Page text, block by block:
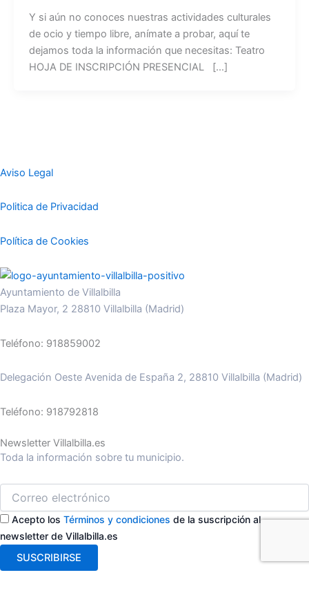
Y si aún no conoces nuestras actividades culturales
de ocio y tiempo libre, anímate a probar, aquí te
dejamos toda la información que necesitas: Teatro
HOJA DE INSCRIPCIÓN PRESENCIAL […]
Aviso Legal
Politica de Privacidad
Política de Cookies
Ayuntamiento de Villalbilla
Plaza Mayor, 2 28810 Villalbilla (Madrid)
Teléfono: 918859002
Delegación Oeste Avenida de España 2, 28810 Villalbilla (Madrid)
Teléfono: 918792818
Newsletter Villalbilla.es
Toda la información sobre tu municipio.
Acepto los Términos y condiciones de la suscripción al
newsletter de Villalbilla.es
SUSCRIBIRSE